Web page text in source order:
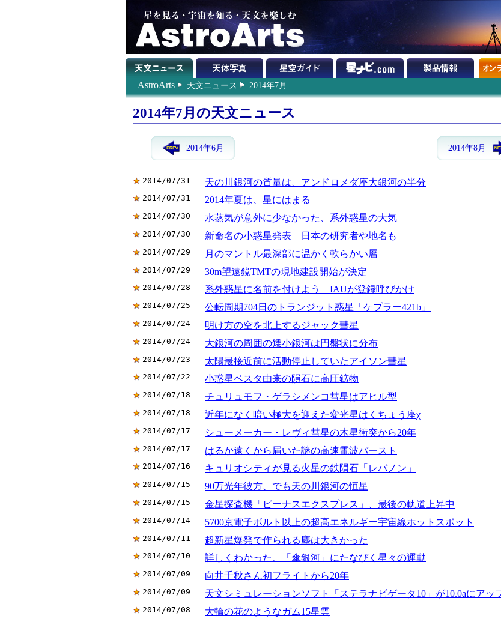
AstroArts 天文ニュース 2014年7月
2014年7月の天文ニュース
2014年6月 2014年8月
2014/07/31 天の川銀河の質量は、アンドロメダ座大銀河の半分
2014/07/31 2014年夏は、星にはまる
2014/07/30 水蒸気が意外に少なかった、系外惑星の大気
2014/07/30 新命名の小惑星発表 日本の研究者や地名も
2014/07/29 月のマントル最深部に温かく軟らかい層
2014/07/29 30m望遠鏡TMTの現地建設開始が決定
2014/07/28 系外惑星に名前を付けよう IAUが登録呼びかけ
2014/07/25 公転周期704日のトランジット惑星「ケプラー421b」
2014/07/24 明け方の空を北上するジャック彗星
2014/07/24 大銀河の周囲の矮小銀河は円盤状に分布
2014/07/23 太陽最接近前に活動停止していたアイソン彗星
2014/07/22 小惑星ベスタ由来の隕石に高圧鉱物
2014/07/18 チュリュモフ・ゲラシメンコ彗星はアヒル型
2014/07/18 近年になく暗い極大を迎えた変光星はくちょう座χ
2014/07/17 シューメーカー・レヴィ彗星の木星衝突から20年
2014/07/17 はるか遠くから届いた謎の高速電波バースト
2014/07/16 キュリオシティが見る火星の鉄隕石「レバノン」
2014/07/15 90万光年彼方、でも天の川銀河の恒星
2014/07/15 金星探査機「ビーナスエクスプレス」、最後の軌道上昇中
2014/07/14 5700京電子ボルト以上の超高エネルギー宇宙線ホットスポット
2014/07/11 超新星爆発で作られる塵は大きかった
2014/07/10 詳しくわかった、「傘銀河」にたなびく星々の運動
2014/07/09 向井千秋さん初フライトから20年
2014/07/09 天文シミュレーションソフト「ステラナビゲータ10」が10.0aにアッ
2014/07/08 大輪の花のようなガム15星雲